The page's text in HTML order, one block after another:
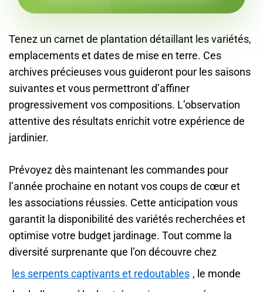
Tenez un carnet de plantation détaillant les variétés,
emplacements et dates de mise en terre. Ces
archives précieuses vous guideront pour les saisons
suivantes et vous permettront d’affiner
progressivement vos compositions. L’observation
attentive des résultats enrichit votre expérience de
jardinier.
Prévoyez dès maintenant les commandes pour
l’année prochaine en notant vos coups de cœur et
les associations réussies. Cette anticipation vous
garantit la disponibilité des variétés recherchées et
optimise votre budget jardinage. Tout comme la
diversité surprenante que l’on découvre chez
les serpents captivants et redoutables , le monde